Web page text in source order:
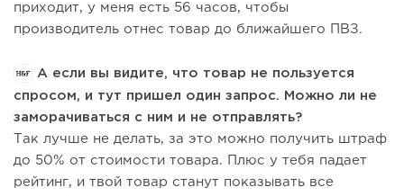
приходит, у меня есть 56 часов, чтобы
производитель отнес товар до ближайшего ПВЗ.
А если вы видите, что товар не пользуется
спросом, и тут пришел один запрос. Можно ли не
заморачиваться с ним и не отправлять?
Так лучше не делать, за это можно получить штраф
до 50% от стоимости товара. Плюс у тебя падает
рейтинг, и твой товар станут показывать все